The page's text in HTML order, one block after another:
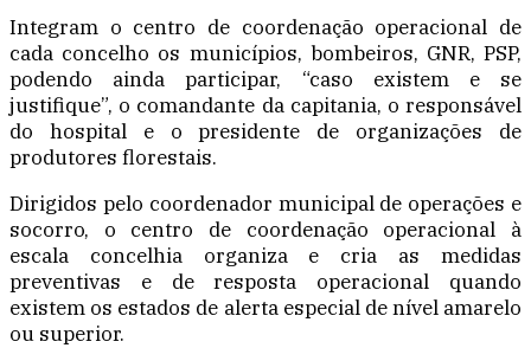
Integram o centro de coordenação operacional de
cada concelho os municípios, bombeiros, GNR, PSP,
podendo ainda participar, “caso existem e se
justifique”, o comandante da capitania, o responsável
do hospital e o presidente de organizações de
produtores florestais.
Dirigidos pelo coordenador municipal de operações e
socorro, o centro de coordenação operacional à
escala concelhia organiza e cria as medidas
preventivas e de resposta operacional quando
existem os estados de alerta especial de nível amarelo
ou superior.